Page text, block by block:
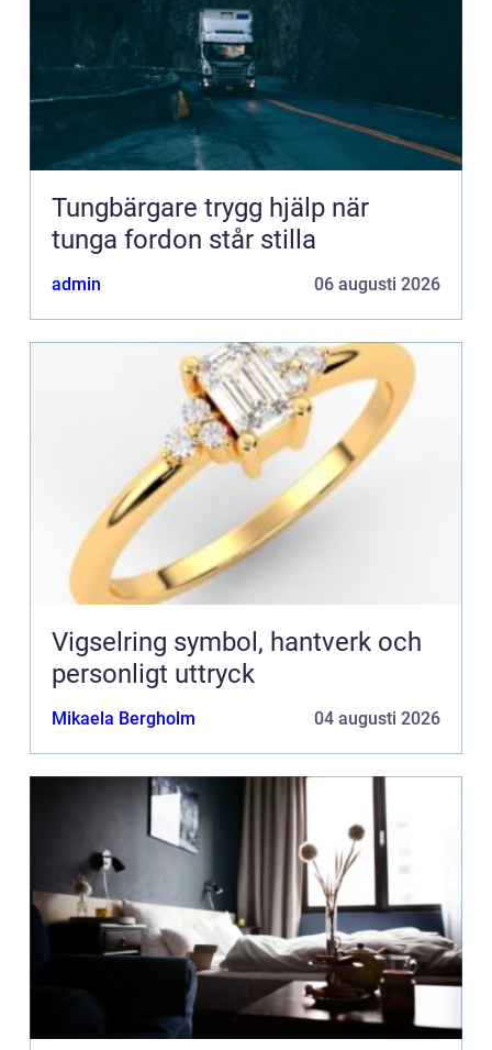
Tungbärgare trygg hjälp när
tunga fordon står stilla
admin 06 augusti 2026
Vigselring symbol, hantverk och
personligt uttryck
Mikaela Bergholm 04 augusti 2026